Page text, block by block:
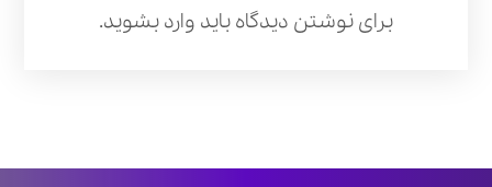
برای نوشتن دیدگاه باید وارد بشوید.